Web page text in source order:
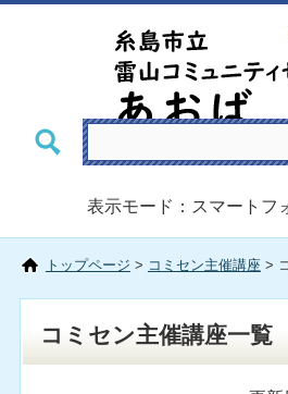
表示モード：スマートフ
トップページ > コミセン主催講座>
コミセン主催講座一覧